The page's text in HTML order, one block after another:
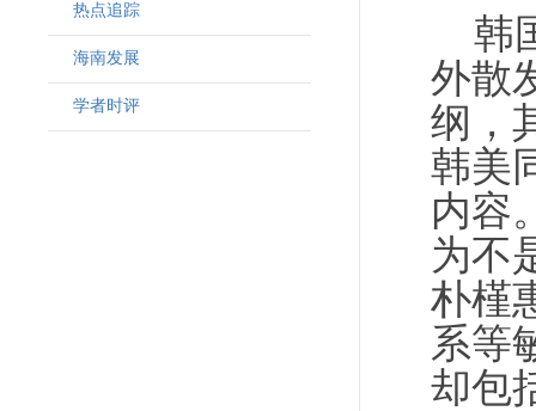
热点追踪
海南发展
学者时评
韩
外散
纲，
韩美
内容
为不
朴槿
系等
却包